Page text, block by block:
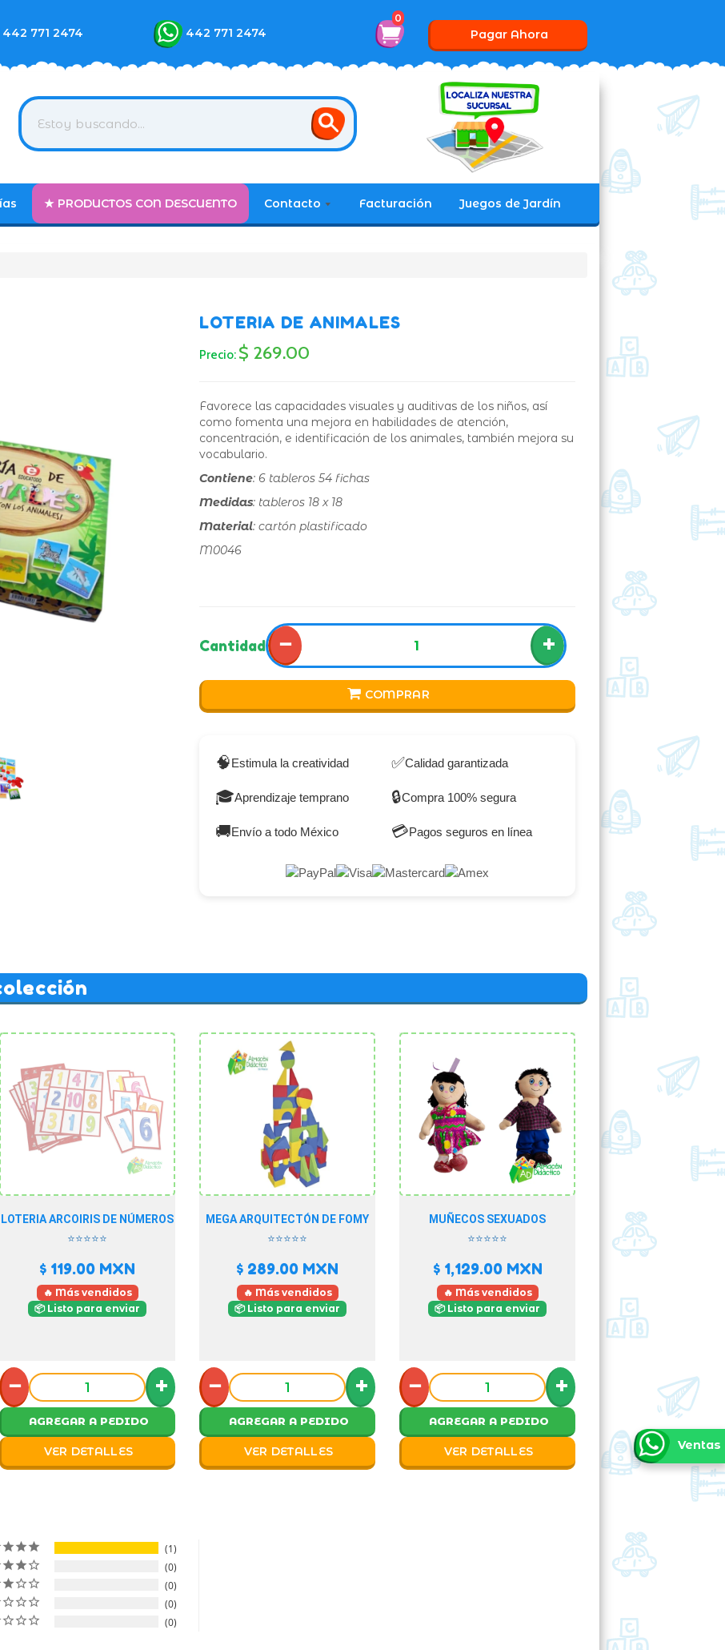
442 771 2474 442 771 2474
0
Pagar Ahora
★ PRODUCTOS CON DESCUENTO Contacto Facturación Juegos de Jardín
LOTERIA DE ANIMALES
Precio: $ 269.00
Favorece las capacidades visuales y auditivas de los niños, así
como fomenta una mejora en habilidades de atención,
concentración, e identificación de los animales, también mejora su
vocabulario.
Contiene: 6 tableros 54 fichas
Medidas: tableros 18 x 18
Material: cartón plastificado
M0046
Cantidad − +
COMPRAR
🧠Estimula la creatividad ✅Calidad garantizada
🎓Aprendizaje temprano 🔒Compra 100% segura
🚚Envío a todo México 💳Pagos seguros en línea
LOTERIA ARCOIRIS DE NÚMEROS
⭐⭐⭐⭐⭐
$ 119.00 MXN
🔥 Más vendidos
📦 Listo para enviar
− +
AGREGAR A PEDIDO
VER DETALLES
MEGA ARQUITECTÓN DE FOMY
⭐⭐⭐⭐⭐
$ 289.00 MXN
🔥 Más vendidos
📦 Listo para enviar
− +
AGREGAR A PEDIDO
VER DETALLES
MUÑECOS SEXUADOS
⭐⭐⭐⭐⭐
$ 1,129.00MXN
🔥 Más vendidos
📦 Listo para enviar
− +
AGREGAR A PEDIDO
VER DETALLES
1
0
0
0
0
Ventas